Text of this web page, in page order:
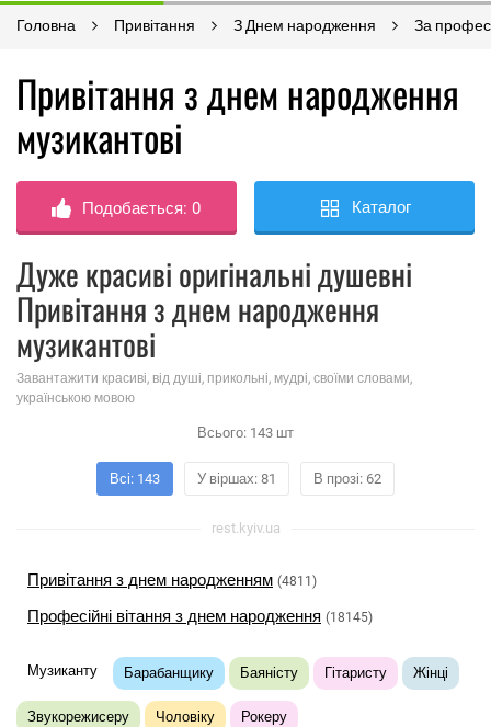
Головна Привітання З Днем народження За
Привітання з днем ​​народження
музикантові
Подобається:0 Каталог
Дуже красиві оригінальні душевні
Привітання з днем ​​народження
музикантові
Завантажити красиві, від душі, прикольні, мудрі, своїми словами,
українською мовою
Всього: 143 шт
Всі: 143 У віршах: 81 В прозі: 62
rest.kyiv.ua
Привітання з днем ​​народженням (4811)
Професійні вітання з днем ​​народження (18145)
Музиканту Барабанщику Баяністу Гітаристу Жінці
Звукорежисеру Чоловіку Рокеру